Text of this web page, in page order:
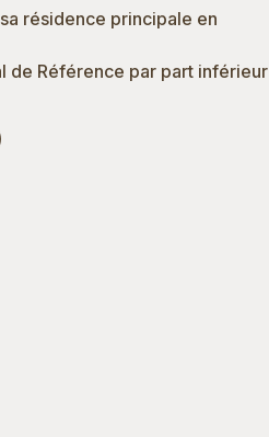
résidence principale en
de Référence par part inférieur